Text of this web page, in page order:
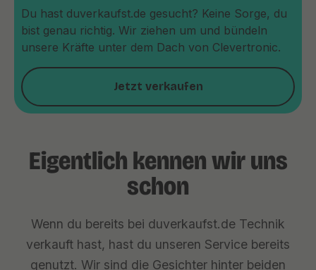
Du hast duverkaufst.de gesucht? Keine Sorge, du
bist genau richtig. Wir ziehen um und bündeln
unsere Kräfte unter dem Dach von Clevertronic.
Jetzt verkaufen
Eigentlich kennen wir uns
schon
Wenn du bereits bei duverkaufst.de Technik
verkauft hast, hast du unseren Service bereits
genutzt. Wir sind die Gesichter hinter beiden